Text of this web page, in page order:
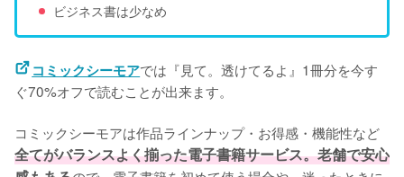
ビジネス書は少なめ
コミックシーモアでは『見て。透けてるよ』1冊分を今す
ぐ70%オフで読むことが出来ます。
コミックシーモアは作品ラインナップ・お得感・機能性など
全てがバランスよく揃った電子書籍サービス。老舗で安心